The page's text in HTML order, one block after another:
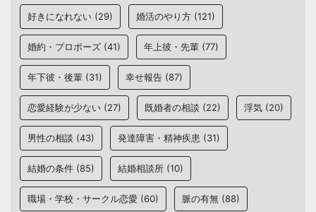
好きになれない (29) 婚活のやり方 (121)
婚約・プロポーズ (41) 年上彼・先輩 (77)
年下彼・後輩 (31) 幸せ報告 (87)
恋愛経験が少ない (27) 既婚者の相談 (22) 浮気 (20)
男性の相談 (43) 発達障害・精神疾患 (31)
結婚の条件 (85) 結婚相談所 (10)
職場・学校・サークル恋愛 (60) 脈の有無 (88)